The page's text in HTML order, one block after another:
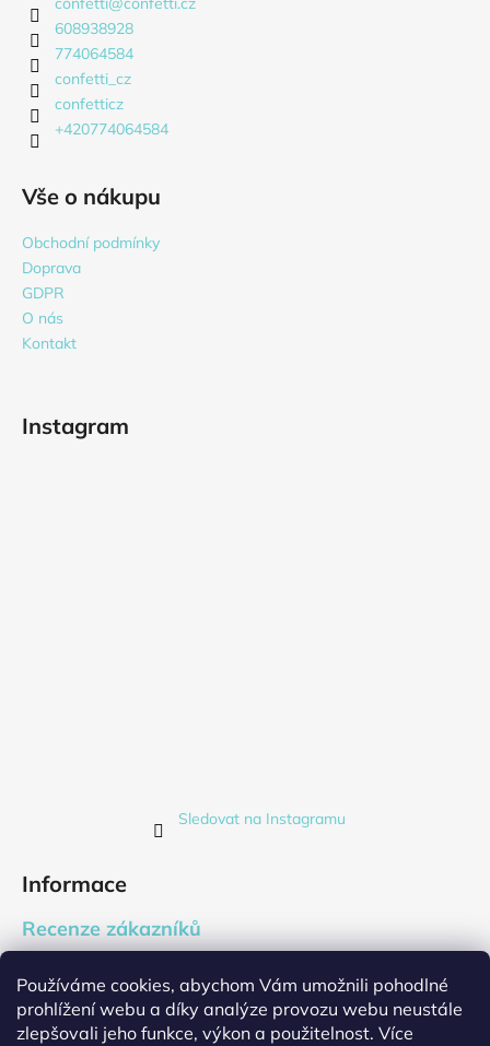
Používáme cookies, abychom Vám umožnili pohodlné
prohlížení webu a díky analýze provozu webu neustále
zlepšovali jeho funkce, výkon a použitelnost. Více
608938928
774064584
confetti_cz
confetticz
+420774064584
Vše o nákupu
Obchodní podmínky
Doprava
GDPR
O nás
Kontakt
Instagram
Sledovat na Instagramu
Informace
Recenze zákazníků
Blog
Firemní dárky
Cookies